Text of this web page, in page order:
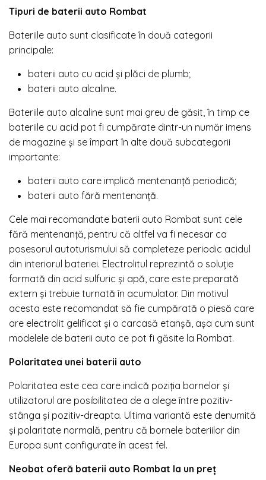
Tipuri de baterii auto Rombat
Bateriile auto sunt clasificate în două categorii
principale:
baterii auto cu acid şi plăci de plumb;
baterii auto alcaline.
Bateriile auto alcaline sunt mai greu de găsit, în timp ce
bateriile cu acid pot fi cumpărate dintr-un număr imens
de magazine şi se împart în alte două subcategorii
importante:
baterii auto care implică mentenanţă periodică;
baterii auto fără mentenanţă.
Cele mai recomandate baterii auto Rombat sunt cele
fără mentenanţă, pentru că altfel va fi necesar ca
posesorul autoturismului să completeze periodic acidul
din interiorul bateriei. Electrolitul reprezintă o soluţie
formată din acid sulfuric şi apă, care este preparată
extern şi trebuie turnată în acumulator. Din motivul
acesta este recomandat să fie cumpărată o piesă care
are electrolit gelificat şi o carcasă etanşă, aşa cum sunt
modelele de baterii auto ce pot fi găsite la Rombat.
Polaritatea unei baterii auto
Polaritatea este cea care indică poziţia bornelor şi
utilizatorul are posibilitatea de a alege între pozitiv-
stânga şi pozitiv-dreapta. Ultima variantă este denumită
şi polaritate normală, pentru că bornele bateriilor din
Europa sunt configurate în acest fel.
Neobat oferă baterii auto Rombat la un preţ